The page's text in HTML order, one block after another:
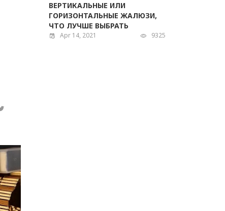
ВЕРТИКАЛЬНЫЕ ИЛИ
ГОРИЗОНТАЛЬНЫЕ ЖАЛЮЗИ,
ЧТО ЛУЧШЕ ВЫБРАТЬ
Apr 14, 2021 9325